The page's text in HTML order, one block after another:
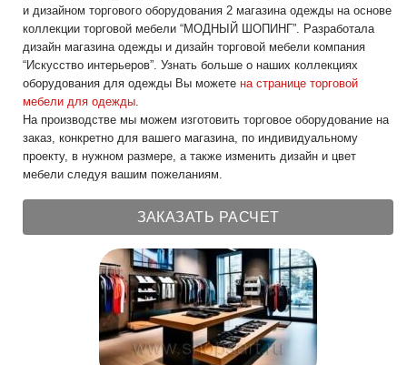
и дизайном торгового оборудования 2 магазина одежды на основе
коллекции торговой мебели “МОДНЫЙ ШОПИНГ”. Разработала
дизайн магазина одежды и дизайн торговой мебели компания
“Искусство интерьеров”. Узнать больше о наших коллекциях
оборудования для одежды Вы можете на странице торговой
мебели для одежды.
На производстве мы можем изготовить торговое оборудование на
заказ, конкретно для вашего магазина, по индивидуальному
проекту, в нужном размере, а также изменить дизайн и цвет
мебели следуя вашим пожеланиям.
ЗАКАЗАТЬ РАСЧЕТ